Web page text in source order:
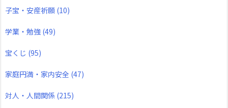
子宝・安産祈願 (10)
学業・勉強 (49)
宝くじ (95)
家庭円満・家内安全 (47)
対人・人間関係 (215)